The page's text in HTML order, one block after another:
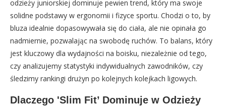
odzieży juniorskiej dominuje pewien trend, który ma swoje
solidne podstawy w ergonomii i fizyce sportu. Chodzi o to, by
bluza idealnie dopasowywała się do ciała, ale nie opinała go
nadmiernie, pozwalając na swobodę ruchów. To balans, który
jest kluczowy dla wydajności na boisku, niezależnie od tego,
czy analizujemy statystyki indywidualnych zawodników, czy
śledzimy rankingi drużyn po kolejnych kolejkach ligowych.
Dlaczego 'Slim Fit’ Dominuje w Odzieży